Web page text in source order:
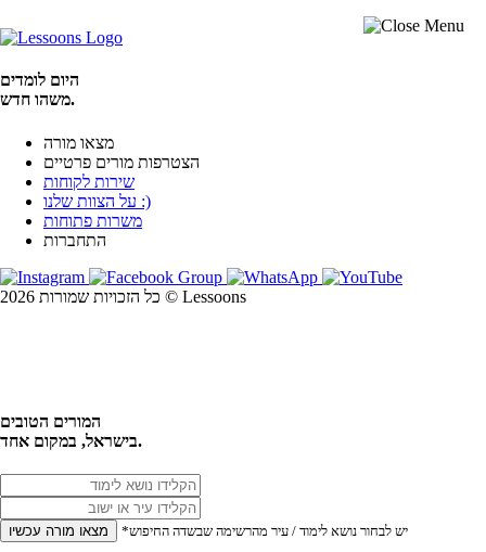
היום לומדים
משהו חדש.
מצאו מורה
הצטרפות מורים פרטיים
שירות לקוחות
על הצוות שלנו :)
משרות פתוחות
התחברות
כל הזכויות שמורות 2026 © Lessoons
המורים הטובים
בישראל, במקום אחד.
מצאו מורה עכשיו *יש לבחור נושא לימוד / עיר מהרשימה שבשדה החיפוש